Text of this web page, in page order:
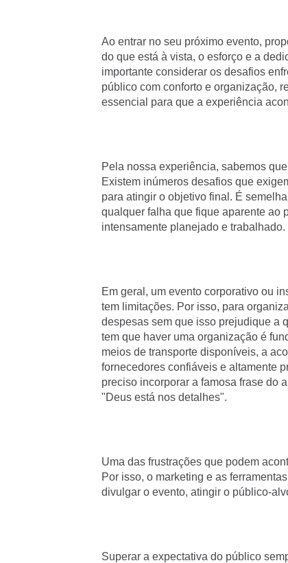
Ao entrar no seu próximo evento,
do que está à vista, o esforço e a
importante considerar os desafios
público com conforto e organização,
essencial para que a experiência
Pela nossa experiência, sabemos
Existem inúmeros desafios que
para atingir o objetivo final. É
qualquer falha que fique aparente ao
intensamente planejado e trabalhado.
Em geral, um evento corporativo ou
tem limitações. Por isso, para
despesas sem que isso prejudique a
tem que haver uma organização é
meios de transporte disponíveis, a
fornecedores confiáveis e altamente
preciso incorporar a famosa frase do
"Deus está nos detalhes".
Uma das frustrações que podem
Por isso, o marketing e as
divulgar o evento, atingir o público-
Superar a expectativa do público